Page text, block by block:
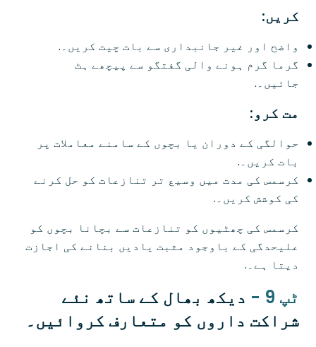
کریں:
واضح اور غیر جانبداری سے بات چیت کریں۔.
گرما گرم ہونے والی گفتگو سے پیچھے ہٹ
جائیں۔.
مت کرو:
حوالگی کے دوران یا بچوں کے سامنے معاملات پر
بات کریں۔.
کرسمس کی مدت میں وسیع تر تنازعات کو حل کرنے
کی کوشش کریں۔.
کرسمس کی چھٹیوں کو تنازعات سے بچانا بچوں کو
علیحدگی کے باوجود مثبت یادیں بنانے کی اجازت
دیتا ہے۔.
ٹپ 9 -
دیکھ بھال کے ساتھ نئے
شراکت داروں کو متعارف کروائیں۔